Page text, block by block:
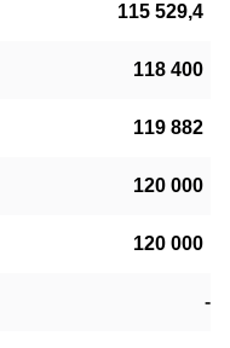
115 529,4
118 400
119 882
120 000
120 000
-